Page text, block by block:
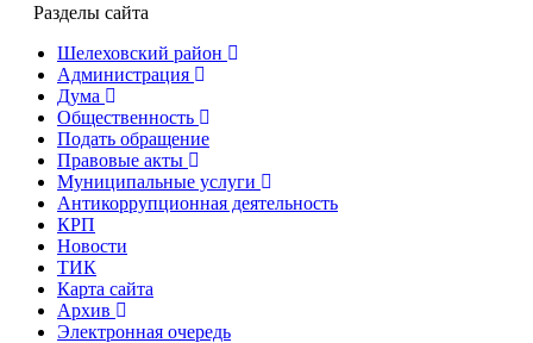
Разделы сайта
Шелеховский район
Администрация
Дума
Общественность
Подать обращение
Правовые акты
Муниципальные услуги
Антикоррупционная деятельность
КРП
Новости
ТИК
Карта сайта
Архив
Электронная очередь